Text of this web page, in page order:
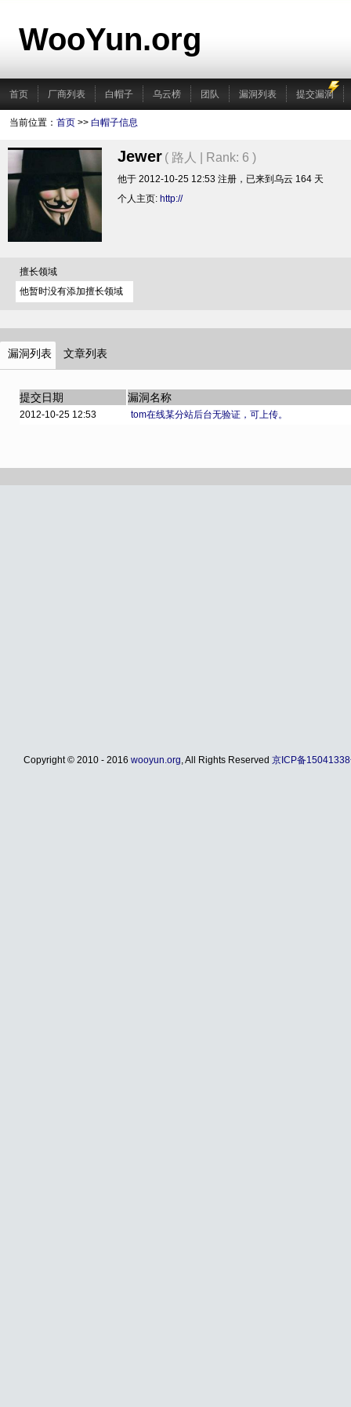
WooYun.org
首页 厂商列表 白帽子 乌云榜 团队 漏洞列表 提交漏洞
当前位置： 首页 >> 白帽子信息
Jewer ( 路人 | Rank: 6 )
他于 2012-10-25 12:53 注册，已来到乌云 164 天
个人主页: http://
擅长领域
他暂时没有添加擅长领域
漏洞列表
提交日期 漏洞名称
2012-10-25 12:53 tom在线某分站后台无验证，可上传。
文章列表
Copyright © 2010 - 2016 wooyun.org, All Rights Reserved 京ICP备